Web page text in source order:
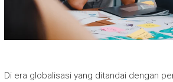
Di era globalisasi yang ditandai dengan